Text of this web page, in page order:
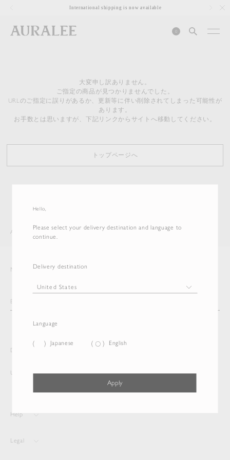
Hello,
Please select your delivery destination and language to
continue.
Delivery destination
Language
Japanese English
Apply
International shipping is now available
0
大変申し訳ありません。
ご指定の商品が見つかりませんでした。
URLのご指定に誤りがあるか、更新等に伴い削除されてしまった可能性が
あります。
お手数とは思いますが、下記リンクからサイトへ移動してください。
トップページへ
AURALEE ITEM
Newsletter
Delivery destination and Language
United States Japanese
Help
Legal